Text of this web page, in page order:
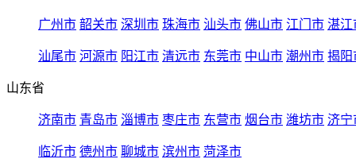
广州市 韶关市 深圳市 珠海市 汕头市 佛山市 江门市 湛江
汕尾市 河源市 阳江市 清远市 东莞市 中山市 潮州市 揭阳
山东省
济南市 青岛市 淄博市 枣庄市 东营市 烟台市 潍坊市 济宁
临沂市 德州市 聊城市 滨州市 菏泽市